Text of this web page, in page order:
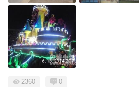
2360 0